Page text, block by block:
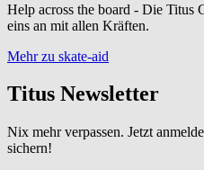
Help across the board - Die Titus
eins an mit allen Kräften.
Mehr zu skate-aid
Titus Newsletter
Nix mehr verpassen. Jetzt
sichern!